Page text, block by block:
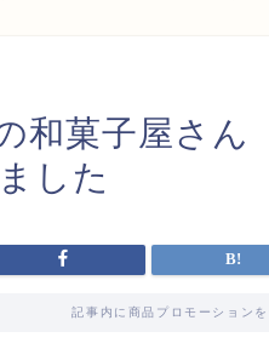
和菓子屋さん
した
記事内に商品プロモーション